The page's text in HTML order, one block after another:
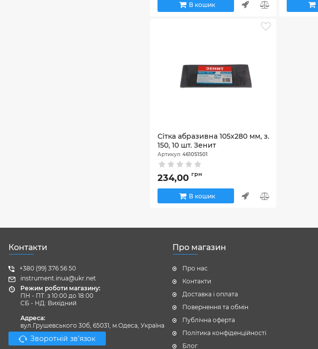
В кошик
Сітка абразивна 105х280 мм, з.
150, 10 шт. Зенит
Артикул: 461051501
234,00 грн
В кошик
Контакти
+380 (99) 376 56 50
instrument.inua@ukr.net
Режим роботи магазину:
ПН - ПТ: з 10:00 до 18:00
СБ - НД: Вихідний
Адреса:
вул.Грушевського 30б, 65031, м.Одеса, Україна
Зворотній зв'язок
Про магазин
Про нас
Контакти
Доставка і оплата
Повернення та обмін
Публічна оферта
Політика конфіденційності
Блог